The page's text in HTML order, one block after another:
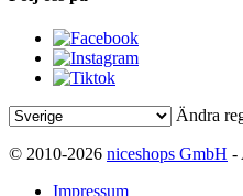
Ändra
© 2010-2026 niceshops GmbH -
Impressum